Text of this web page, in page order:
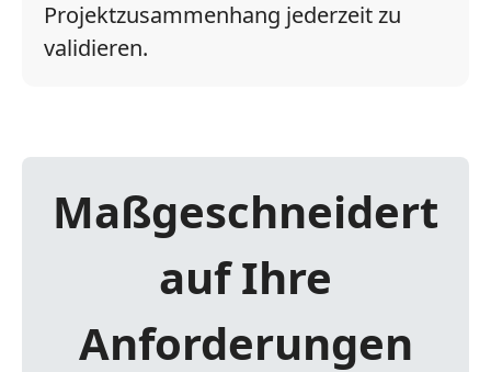
Projektzusammenhang jederzeit zu
validieren.
Maßgeschneidert
auf Ihre
Anforderungen